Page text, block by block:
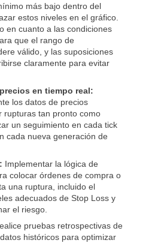
más bajo dentro del
estos niveles en el gráfico.
en cuanto a las condiciones
que el rango de
válido, y las suposiciones
claramente para evitar
en tiempo real:
los datos de precios
rupturas tan pronto como
un seguimiento en cada tick
cada nueva generación de
Implementar la lógica de
colocar órdenes de compra o
una ruptura, incluido el
adecuados de Stop Loss y
el riesgo.
pruebas retrospectivas de
históricos para optimizar